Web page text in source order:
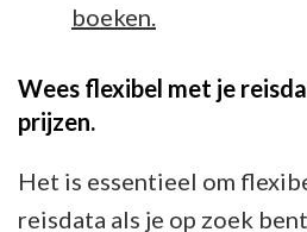
boeken.
Wees flexibel met je
prijzen.
Het is essentieel om
reisdata als je op zoek